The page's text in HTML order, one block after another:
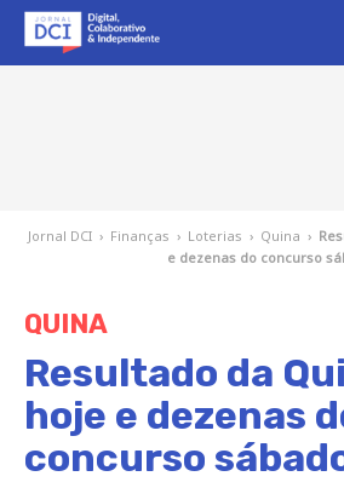
Jornal DCI › Finanças › Loterias › Quina ›
e dezenas do concurso
QUINA
Resultado da
hoje e dezenas
concurso